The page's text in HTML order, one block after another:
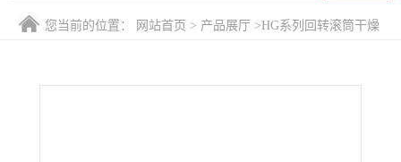
联系方式
您当前的位置： 网站首页 > 产品展厅 >HG系列回转滚筒干燥